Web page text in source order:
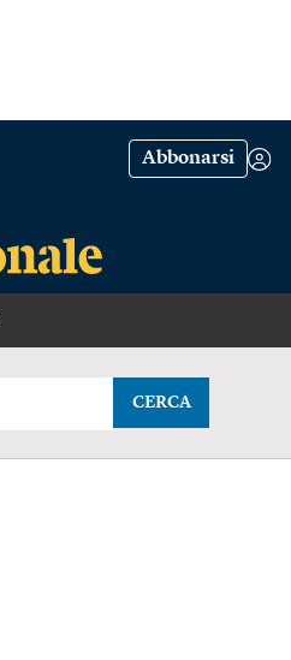
Abbonarsi
CERCA